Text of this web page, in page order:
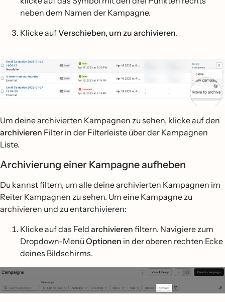
neben dem Namen der Kampagne.
Klicke aufVerschieben, um zu archivieren.
Um deine archivierten Kampagnen zu sehen, klicke auf den
archivieren Filter in der Filterleiste über der Kampagnen
Liste.
Archivierung einer Kampagne aufheben
Du kannst filtern, um alle deine archivierten Kampagnen im
Reiter Kampagnen zu sehen. Um eine Kampagne zu
archivieren und zu entarchivieren:
Klicke auf das Feld archivieren filtern. Navigiere zum
Dropdown-MenüOptionen in der oberen rechten Ecke
deines Bildschirms.